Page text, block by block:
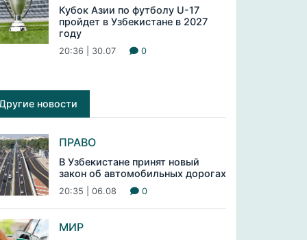
Кубок Азии по футболу U-17
пройдет в Узбекистане в 2027
году
20:36 | 30.07 0
новости
ПРАВО
В Узбекистане принят новый
закон об автомобильных дорогах
20:35 | 06.08 0
МИР